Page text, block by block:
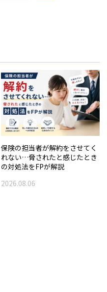
保険の担当者が解約をさせてく
れない…脅されたと感じたとき
の対処法をFPが解説
2026.08.06